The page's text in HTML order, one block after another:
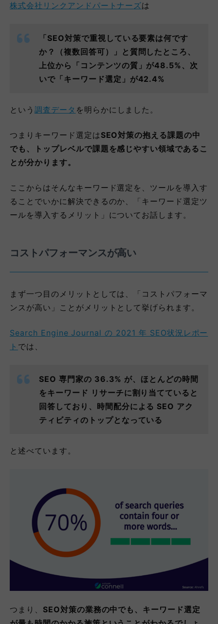
株式会社リンクアンドパートナー ズは
「SEO対策で重視している要素は何です
か？（複数回答可）」と質問したところ、
上位から「コンテンツの質」が48.5%、次
いで「キーワード選定」が42.4%
という 調査データ を明らかにしました。
つまりキーワード選定は SEO対策の抱える課題の中
でも、トップレベルで課題を感じやすい領域であるこ
とが分かります。
ここからはそんなキーワード選定を、ツールを導入す
ることでいかに解決できるのか、「キーワード選定ツ
ールを導入するメリット」についてお話します。
コストパフォーマンスが高い
まず一つ目のメリットとしては、「コストパフォーマ
ンスが高い」ことがメリットとして挙げられます。
Search Engine Journal の 2021 年 SEO状況レポー
ト では、
SEO 専門家の 36.3% が、ほとんどの時間
をキーワード リサーチに割り当てていると
回答しており、時間配分による SEO アク
ティビティのトップとなっている
と述べています。
つまり、 SEO対策の業務の中でも、キーワード選定